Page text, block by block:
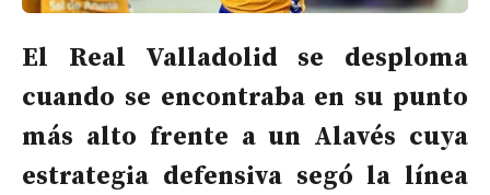
El Real Valladolid se desploma
cuando se encontraba en su punto
más alto frente a un Alavés cuya
estrategia defensiva segó la línea